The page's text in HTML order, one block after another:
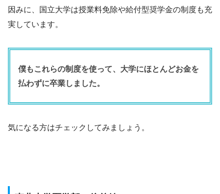
因みに、国立大学は授業料免除や給付型奨学金の制度も充
実しています。
僕もこれらの制度を使って、大学にほとんどお金を
払わずに卒業しました。
気になる方はチェックしてみましょう。